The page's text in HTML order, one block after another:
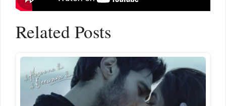
Related Posts